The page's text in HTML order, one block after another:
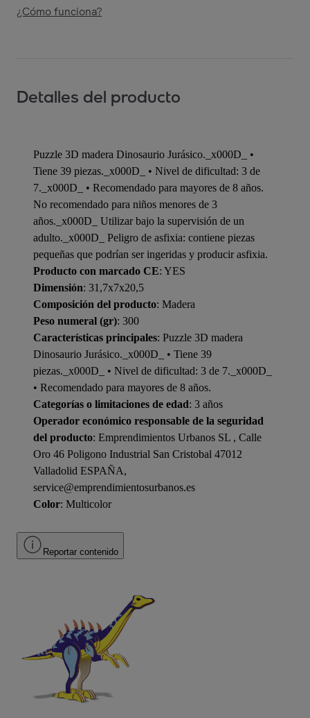
¿Cómo funciona?
Detalles del producto
Puzzle 3D madera Dinosaurio Jurásico._x000D_ •
Tiene 39 piezas._x000D_ • Nivel de dificultad: 3 de
7._x000D_ • Recomendado para mayores de 8 años.
No recomendado para niños menores de 3
años._x000D_ Utilizar bajo la supervisión de un
adulto._x000D_ Peligro de asfixia: contiene piezas
pequeñas que podrían ser ingeridas y producir asfixia.
Producto con marcado CE: YES
Dimensión: 31,7x7x20,5
Composición del producto: Madera
Peso numeral (gr): 300
Características principales: Puzzle 3D madera
Dinosaurio Jurásico._x000D_ • Tiene 39
piezas._x000D_ • Nivel de dificultad: 3 de 7._x000D_
• Recomendado para mayores de 8 años.
Categorías o limitaciones de edad: 3 años
Operador económico responsable de la seguridad
del producto: Emprendimientos Urbanos SL , Calle
Oro 46 Poligono Industrial San Cristobal 47012
Valladolid ESPAÑA,
service@emprendimientosurbanos.es
Color: Multicolor
Reportar contenido